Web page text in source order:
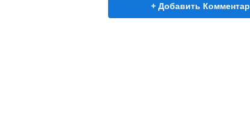
+ Добавить